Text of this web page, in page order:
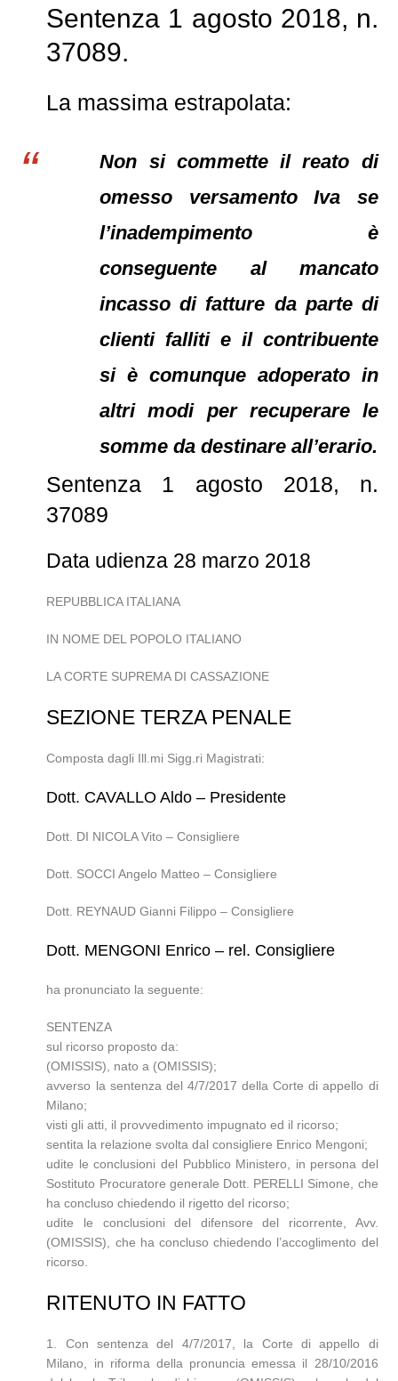
Sentenza 1 agosto 2018, n.
37089.
La massima estrapolata:
Non si commette il reato di
omesso versamento Iva se
l’inadempimento è
conseguente al mancato
incasso di fatture da parte di
clienti falliti e il contribuente
si è comunque adoperato in
altri modi per recuperare le
somme da destinare all’erario.
Sentenza 1 agosto 2018, n.
37089
Data udienza 28 marzo 2018
REPUBBLICA ITALIANA
IN NOME DEL POPOLO ITALIANO
LA CORTE SUPREMA DI CASSAZIONE
SEZIONE TERZA PENALE
Composta dagli Ill.mi Sigg.ri Magistrati:
Dott. CAVALLO Aldo – Presidente
Dott. DI NICOLA Vito – Consigliere
Dott. SOCCI Angelo Matteo – Consigliere
Dott. REYNAUD Gianni Filippo – Consigliere
Dott. MENGONI Enrico – rel. Consigliere
ha pronunciato la seguente:
SENTENZA
sul ricorso proposto da:
(OMISSIS), nato a (OMISSIS);
avverso la sentenza del 4/7/2017 della Corte di appello di
Milano;
visti gli atti, il provvedimento impugnato ed il ricorso;
sentita la relazione svolta dal consigliere Enrico Mengoni;
udite le conclusioni del Pubblico Ministero, in persona del
Sostituto Procuratore generale Dott. PERELLI Simone, che
ha concluso chiedendo il rigetto del ricorso;
udite le conclusioni del difensore del ricorrente, Avv.
(OMISSIS), che ha concluso chiedendo l’accoglimento del
ricorso.
RITENUTO IN FATTO
1. Con sentenza del 4/7/2017, la Corte di appello di
Milano, in riforma della pronuncia emessa il 28/10/2016